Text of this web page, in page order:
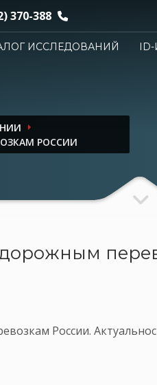
370-388
ИССЛЕДОВАНИЙ
РОССИИ
России.